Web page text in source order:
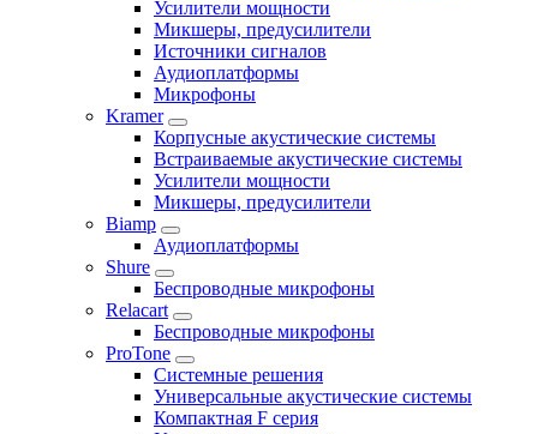
Усилители мощности
Микшеры, предусилители
Источники сигналов
Аудиоплатформы
Микрофоны
Kramer
Корпусные акустические системы
Встраиваемые акустические системы
Усилители мощности
Микшеры, предусилители
Biamp
Аудиоплатформы
Shure
Беспроводные микрофоны
Relacart
Беспроводные микрофоны
ProTone
Системные решения
Универсальные акустические системы
Компактная F серия